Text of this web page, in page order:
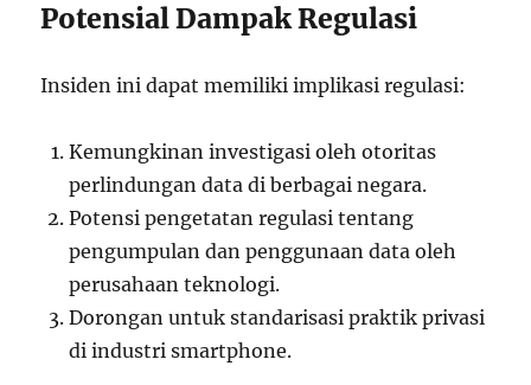
Potensial Dampak Regulasi
Insiden ini dapat memiliki implikasi regulasi:
Kemungkinan investigasi oleh otoritas
perlindungan data di berbagai negara.
Potensi pengetatan regulasi tentang
pengumpulan dan penggunaan data oleh
perusahaan teknologi.
Dorongan untuk standarisasi praktik privasi
di industri smartphone.